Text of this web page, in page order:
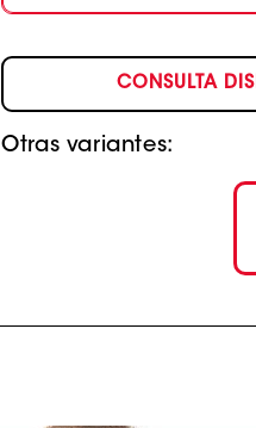
CONSULTA
Otras variantes: